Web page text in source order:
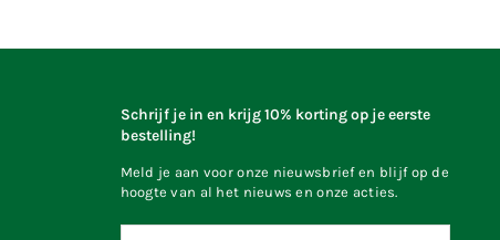
Schrijf je in en krijg 10% korting op je eerste
bestelling!
Meld je aan voor onze nieuwsbrief en blijf op de
hoogte van al het nieuws en onze acties.